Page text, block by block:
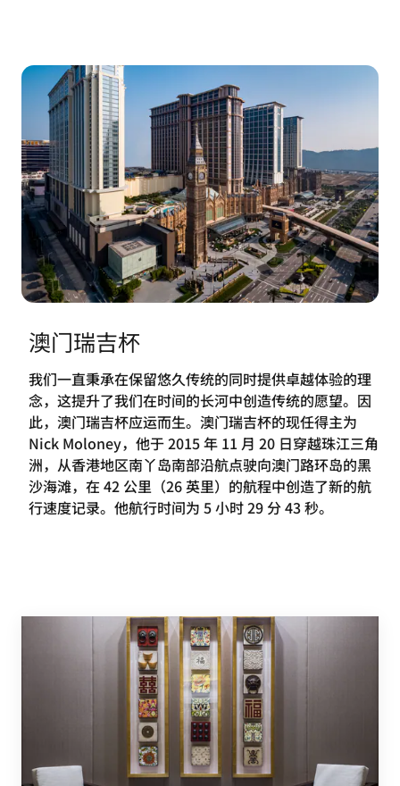
澳门瑞吉杯
我们一直秉承在保留悠久传统的同时提供卓越体验的理
念，这提升了我们在时间的长河中创造传统的愿望。因
此，澳门瑞吉杯应运而生。澳门瑞吉杯的现任得主为
Nick Moloney，他于 2015 年 11 月 20 日穿越珠江三角
洲，从香港地区南丫岛南部沿航点驶向澳门路环岛的黑
沙海滩，在 42 公里（26 英里）的航程中创造了新的航
行速度记录。他航行时间为 5 小时 29 分 43 秒。